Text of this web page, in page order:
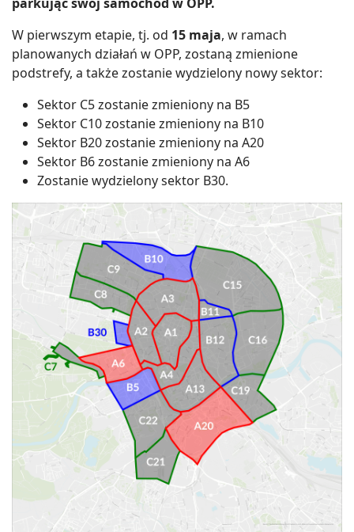
W pierwszym etapie, tj. od 15 maja, w ramach
planowanych działań w OPP, zostaną zmienione
podstrefy, a także zostanie wydzielony nowy sektor:
Sektor C5 zostanie zmieniony na B5
Sektor C10 zostanie zmieniony na B10
Sektor B20 zostanie zmieniony na A20
Sektor B6 zostanie zmieniony na A6
Zostanie wydzielony sektor B30.